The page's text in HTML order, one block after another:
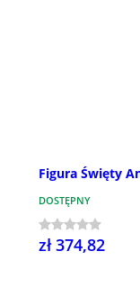
Figura Święty
DOSTĘPNY
zł 374,82